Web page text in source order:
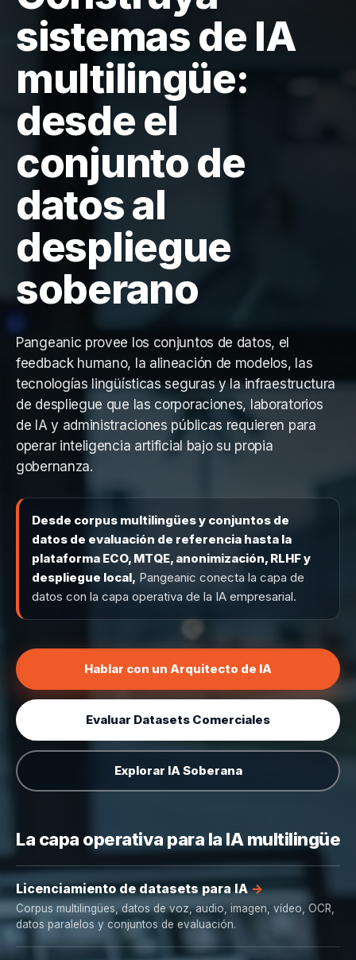
sistemas de IA
multilingüe:
desde el
conjunto de
datos al
despliegue
soberano
Pangeanic provee los conjuntos de datos, el
feedback humano, la alineación de modelos, las
tecnologías lingüísticas seguras y la infraestructura
de despliegue que las corporaciones, laboratorios
de IA y administraciones públicas requieren para
operar inteligencia artificial bajo su propia
gobernanza.
Desde corpus multilingües y conjuntos de
datos de evaluación de referencia hasta la
plataforma ECO, MTQE, anonimización, RLHF y
despliegue local, Pangeanic conecta la capa de
datos con la capa operativa de la IA empresarial.
Hablar con un Arquitecto de IA
Evaluar Datasets Comerciales
Explorar IA Soberana
La capa operativa para la IA multilingüe
Licenciamiento de datasets para IA
Corpus multilingües, datos de voz, audio, imagen, vídeo, OCR,
datos paralelos y conjuntos de evaluación.